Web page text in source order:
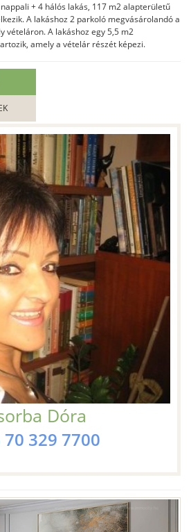
+ 4 hálós lakás, 117 m2 alapterületű
A lakáshoz 2 parkoló megvásárolandó a
vételáron. A lakáshoz egy 5,5 m2
amely a vételár részét képezi.
Dóra
70 329 7700